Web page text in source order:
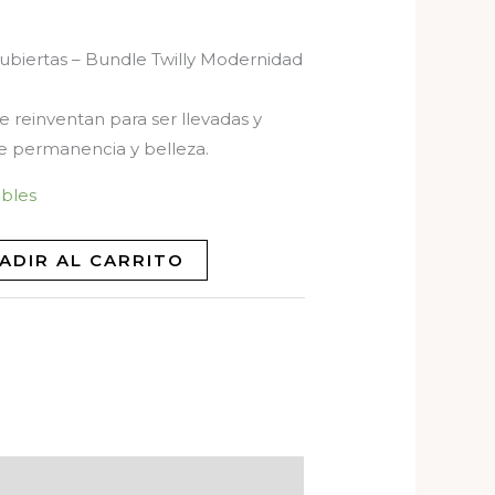
– Bundle Twilly Modernidad
reinventan para ser llevadas y
permanencia y belleza.
AL CARRITO